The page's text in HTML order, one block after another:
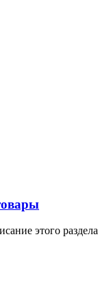
этого раздела